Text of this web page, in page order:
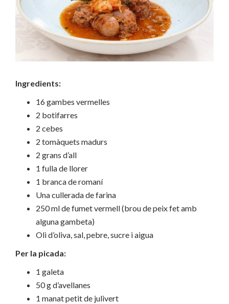
Ingredients:
16 gambes vermelles
2 botifarres
2 cebes
2 tomàquets madurs
2 grans d’all
1 fulla de llorer
1 branca de romaní
Una cullerada de farina
250 ml de fumet vermell (brou de peix fet amb
alguna gambeta)
Oli d’oliva, sal, pebre, sucre i aigua
Per la picada:
1 galeta
50 g d’avellanes
1 manat petit de julivert